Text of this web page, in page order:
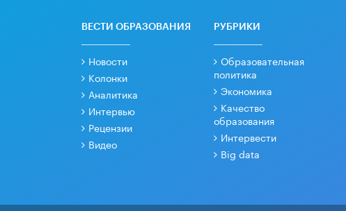
ВЕСТИ ОБРАЗОВАНИЯ
Новости
Колонки
Аналитика
Интервью
Рецензии
Видео
РУБРИКИ
Образовательная
политика
Экономика
Качество
образования
Интервести
Big data